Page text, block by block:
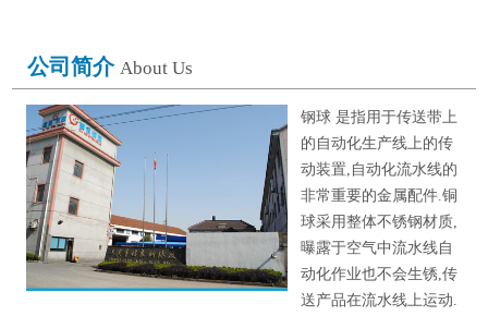
公司简介 About Us
钢球 是指用于传送带上
的自动化生产线上的传
动装置,自动化流水线的
非常重要的金属配件.铜
球采用整体不锈钢材质,
曝露于空气中流水线自
动化作业也不会生锈,传
送产品在流水线上运动.